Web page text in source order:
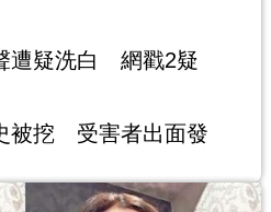
遭疑洗白 網戳2疑
被挖 受害者出面發